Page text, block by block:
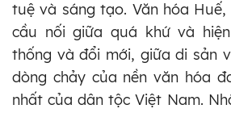
tuệ và sáng tạo. Văn hóa
cầu nối giữa quá khứ và
thống và đổi mới, giữa di sản
dòng chảy của nền văn hóa
nhất của dân tộc Việt Nam.